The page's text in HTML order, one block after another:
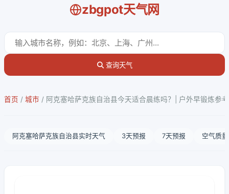
zbgpot天气网
查询天气
首页 / 城市 / 阿克塞哈萨克族自治县今天适合晨练吗？| 户外早锻炼参考
阿克塞哈萨克族自治县实时天气 3天预报 7天预报 空气质量